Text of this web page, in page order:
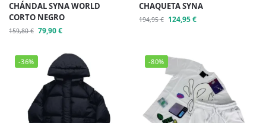
CHÁNDAL SYNA WORLD
CORTO NEGRO
159,80€ 79,90€
CHAQUETA SYNA
194,95€ 124,95€
-36% -80%